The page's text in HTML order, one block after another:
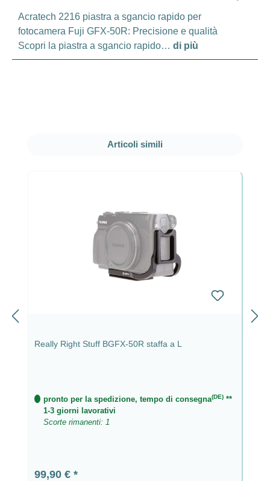
Acratech 2216 piastra a sgancio rapido per
fotocamera Fuji GFX-50R: Precisione e qualità
Scopri la piastra a sgancio rapido… di più
Salta la galleria dei prodotti
Articoli simili
Really Right Stuff BGFX-50R staffa a L
pronto per la spedizione, tempo di consegna(DE) **
1-3 giorni lavorativi
Scorte rimanenti: 1
Prezzo normale:
99,90 €